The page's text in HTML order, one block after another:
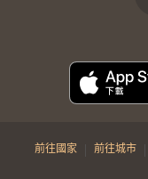
前往國家 | 前往城市 |